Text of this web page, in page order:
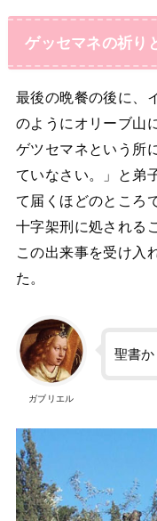
ゲッセマネの祈り
最後の晩餐の後に、
のようにオリーブ山
ゲツセマネという所
ていなさい。」と弟
て届くほどのところ
十字架刑に処される
この出来事を受け入
た。
ガブリエル
聖書か